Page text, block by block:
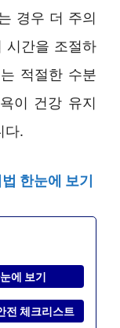
경우 더 주의
시간을 조절하
적절한 수분
이 건강 유지
다.
한눈에 보기
에 보기
전 체크리스트